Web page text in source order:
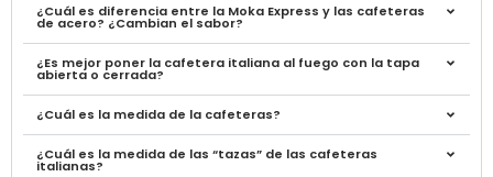
¿Cuál es diferencia entre la Moka Express y las cafeteras
de acero? ¿Cambian el sabor?
¿Es mejor poner la cafetera italiana al fuego con la tapa
abierta o cerrada?
¿Cuál es la medida de la cafeteras?
¿Cuál es la medida de las “tazas” de las cafeteras
italianas?